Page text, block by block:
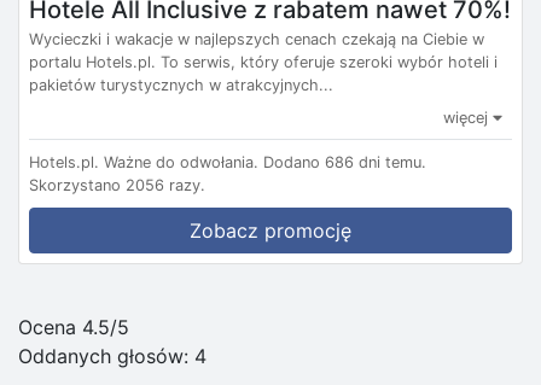
Hotele All Inclusive z rabatem nawet 70%!
Wycieczki i wakacje w najlepszych cenach czekają na Ciebie w
portalu Hotels.pl. To serwis, który oferuje szeroki wybór hoteli i
pakietów turystycznych w atrakcyjnych...
więcej
Hotels.pl. Ważne do odwołania. Dodano 686 dni temu.
Skorzystano 2056 razy.
Zobacz promocję
Ocena 4.5/5
Oddanych głosów: 4